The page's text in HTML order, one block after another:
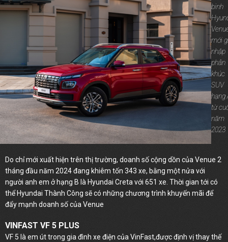
binh
mới
nhập
phân
khúc
SUV
hạng
từ
năm
2023
Do chỉ mới xuất hiện trên thị trường, doanh số cộng dồn của Venue 2
tháng đầu năm 2024 đang khiêm tốn 343 xe, bằng một nửa với
người anh em ở hạng B là Hyundai Creta với 651 xe. Thời gian tới có
thể Hyundai Thành Công sẽ có những chương trình khuyến mãi để
đẩy mạnh doanh số của Venue
VINFAST VF 5 PLUS
VF 5 là em út trong gia đình xe điện của VinFast,được định vị thay thế